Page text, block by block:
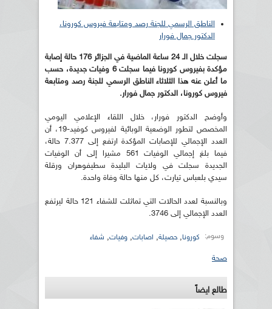
الناطق الرسمي للجنة رصد ومتابعة فيروس كورونا،
الدكتور جمال فورار
سجلت خلال الـ 24 ساعة الماضية في الجزائر 176 حالة إصابة
مؤكدة بفيروس كورونا فيما سجلت 6 وفيات جديدة، حسب
ما أعلن عنه هذا الثلاثاء الناطق الرسمي للجنة رصد ومتابعة
فيروس كورونا، الدكتور جمال فورار.
وأوضح الدكتور فورار، خلال اللقاء الإعلامي اليومي
المخصص لتطور الوضعية الوبائية لفيروس كوفيد-19، أن
العدد الإجمالي للإصابات المؤكدة ارتفع إلى 7.377 حالة،
فيما بلغ إجمالي الوفيات 561 مشيرا إلى أن الوفيات
الجديدة سجلت في ولايات البليدة سطيفوهران ورقلة
سيدي بلعباس تيارت، كل منها حالة وفاة واحدة.
وبالنسبة لعدد الحالات التي تماثلت للشفاء 121 حالة ليرتفع
العدد الإجمالي إلى 3746.
وسوم: كورونا, حصيلة, اصابات, وفيات, شفاء
صحة
طالع ايضاً